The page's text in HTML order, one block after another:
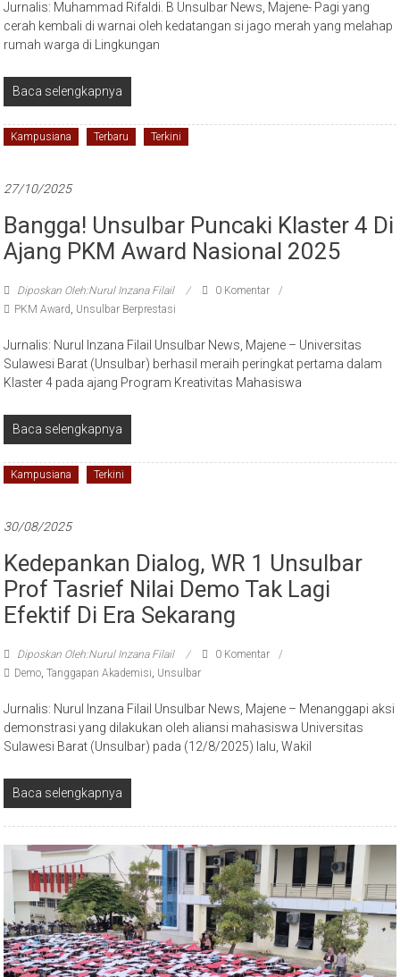
Jurnalis: Muhammad Rifaldi. B Unsulbar News, Majene- Pagi yang
cerah kembali di warnai oleh kedatangan si jago merah yang melahap
rumah warga di Lingkungan
Baca selengkapnya
Kampusiana Terbaru Terkini
27/10/2025
Bangga! Unsulbar Puncaki Klaster 4 Di
Ajang PKM Award Nasional 2025
Diposkan Oleh:Nurul Inzana Filail
0 Komentar
PKM Award, Unsulbar Berprestasi
Jurnalis: Nurul Inzana Filail Unsulbar News, Majene – Universitas
Sulawesi Barat (Unsulbar) berhasil meraih peringkat pertama dalam
Klaster 4 pada ajang Program Kreativitas Mahasiswa
Baca selengkapnya
Kampusiana Terkini
30/08/2025
Kedepankan Dialog, WR 1 Unsulbar
Prof Tasrief Nilai Demo Tak Lagi
Efektif Di Era Sekarang
Diposkan Oleh:Nurul Inzana Filail
0 Komentar
Demo,Tanggapan Akademisi, Unsulbar
Jurnalis: Nurul Inzana Filail Unsulbar News, Majene – Menanggapi aksi
demonstrasi yang dilakukan oleh aliansi mahasiswa Universitas
Sulawesi Barat (Unsulbar) pada (12/8/2025) lalu, Wakil
Baca selengkapnya